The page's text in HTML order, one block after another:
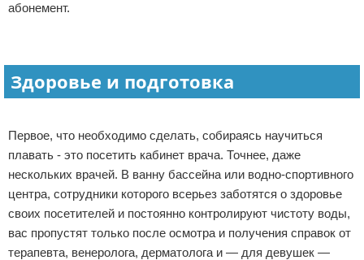
Зимние виды спорта
Спортивное питание
абонемент.
Здоровье и подготовка
Первое, что необходимо сделать, собираясь научиться
плавать - это посетить кабинет врача. Точнее, даже
нескольких врачей. В ванну бассейна или водно-спортивного
центра, сотрудники которого всерьез заботятся о здоровье
своих посетителей и постоянно контролируют чистоту воды,
вас пропустят только после осмотра и получения справок от
терапевта, венеролога, дерматолога и — для девушек —